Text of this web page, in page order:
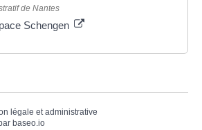
de Nantes
Schengen
légale et administrative
baseo.io